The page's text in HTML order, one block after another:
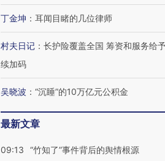
丁金坤 ： 耳闻目睹的几位律师
村夫日记 ： 长护险覆盖全国 筹资和服务给
续加码
吴晓波 ： “沉睡”的10万亿元公积金
最新文章
09:13 “竹知了”事件背后的舆情根源